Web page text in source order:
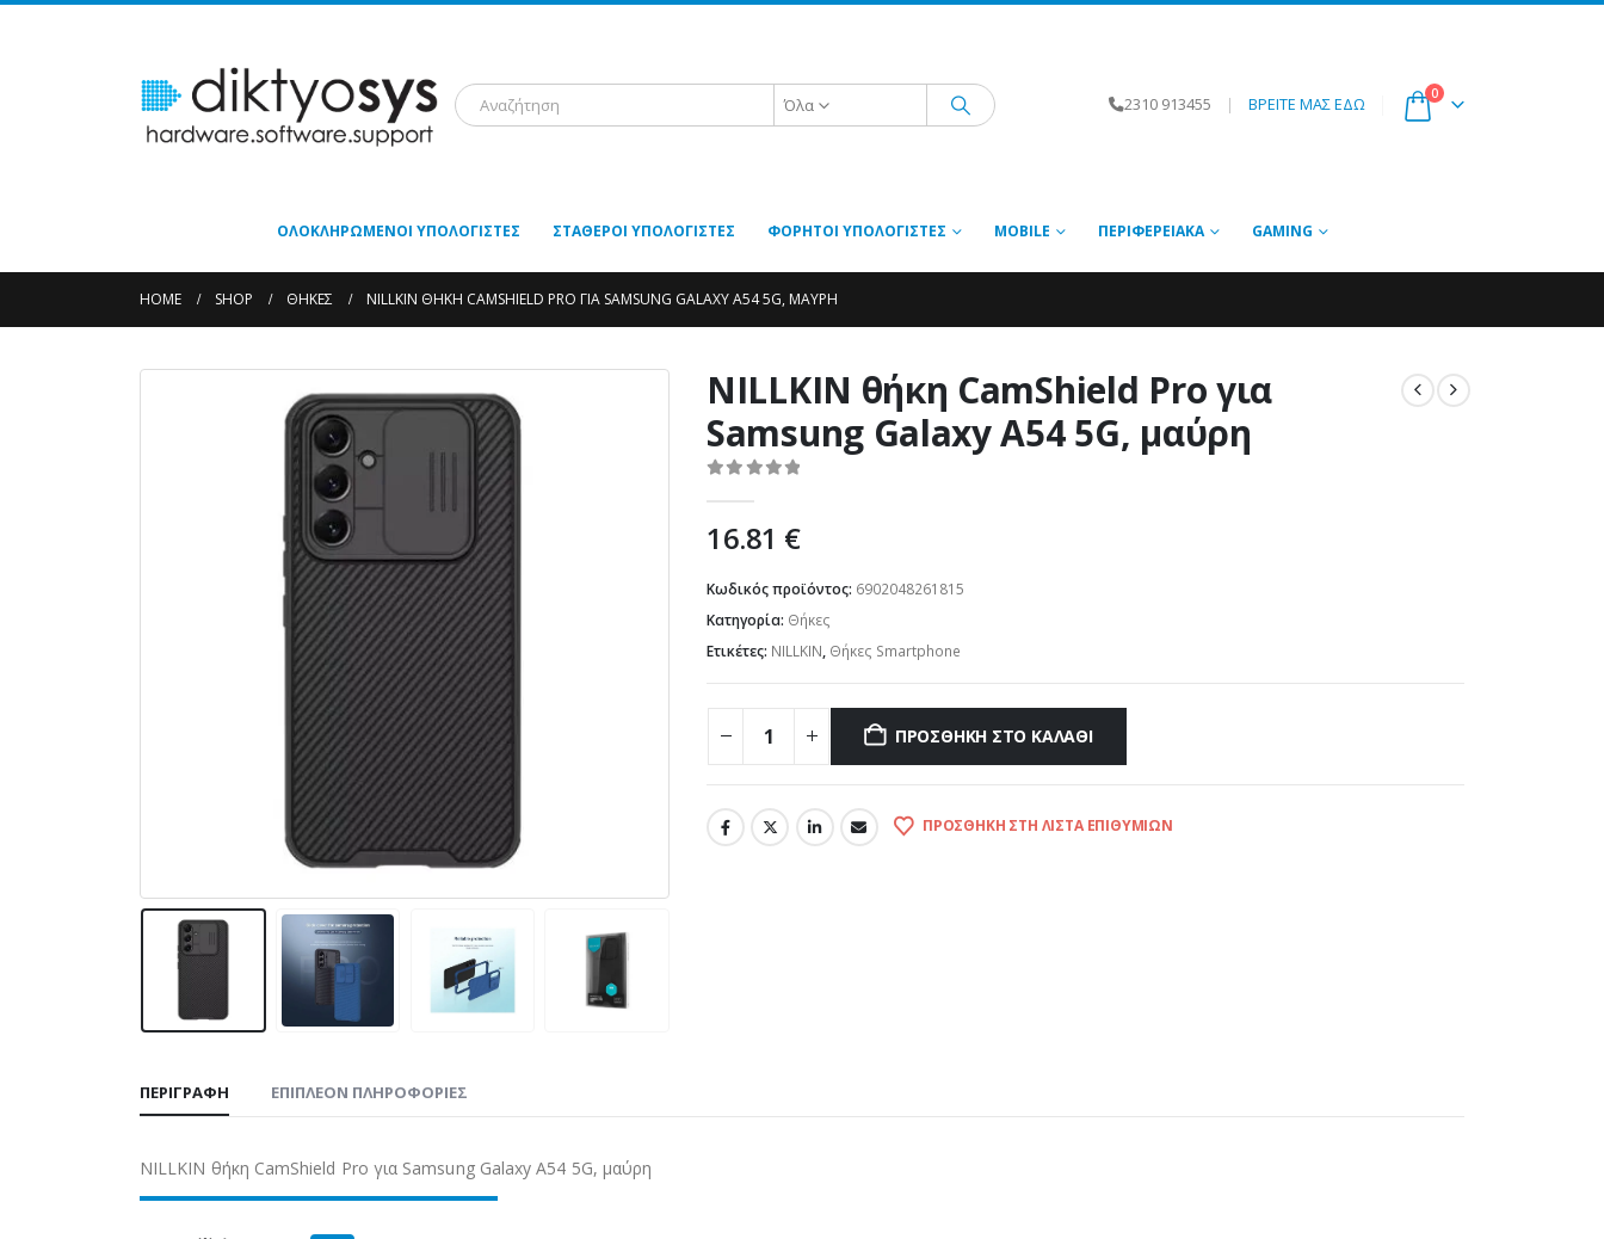
Όλα 2310 913455 | ΒΡΕΙΤΕ ΜΑΣ ΕΔΩ
0
ΟΛΟΚΛΗΡΩΜΈΝΟΙ ΥΠΟΛΟΓΙΣΤΈΣ ΣΤΑΘΕΡΟΊ ΥΠΟΛΟΓΙΣΤΈΣ ΦΟΡΗΤΟΊ ΥΠΟΛΟΓΙΣΤΈΣ MOBILE ΠΕΡΙΦΕΡΕΙΑΚΆ GAMING
HOME SHOP ΘΉΚΕΣ NILLKIN ΘΉΚΗ CAMSHIELD PRO ΓΙΑ SAMSUNG GALAXY A54 5G, ΜΑΎΡΗ
NILLKIN θήκη CamShield Pro για
Samsung Galaxy A54 5G, μαύρη
16.81 €
Κωδικός προϊόντος: 6902048261815
Κατηγορία: Θήκες
Ετικέτες: NILLKIN, Θήκες Smartphone
ΠΡΟΣΘΉΚΗ ΣΤΟ ΚΑΛΆΘΙ
ΠΡΟΣΘΉΚΗ ΣΤΗ ΛΊΣΤΑ ΕΠΙΘΥΜΙΏΝ
ΠΕΡΙΓΡΑΦΉ ΕΠΙΠΛΈΟΝ ΠΛΗΡΟΦΟΡΊΕΣ
NILLKIN θήκη CamShield Pro για Samsung Galaxy A54 5G, μαύρη